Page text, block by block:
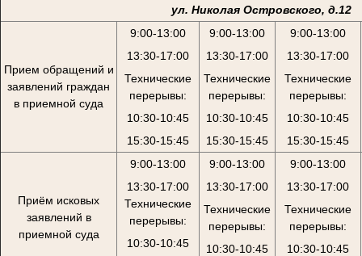
ул. Николая Островского, д.12
Прием обращений и
заявлений граждан
в приемной суда
9:00-13:00
13:30-17:00
Технические
перерывы:
10:30-10:45
15:30-15:45
9:00-13:00
13:30-17:00
Технические
перерывы:
10:30-10:45
15:30-15:45
9:00-13:00
13:30-17:00
Технические
перерывы:
10:30-10:45
15:30-15:45
Приём исковых
заявлений в
приемной суда
9:00-13:00
13:30-17:00
Технические
перерывы:
10:30-10:45
9:00-13:00
13:30-17:00
Технические
перерывы:
10:30-10:45
9:00-13:00
13:30-17:00
Технические
перерывы:
10:30-10:45